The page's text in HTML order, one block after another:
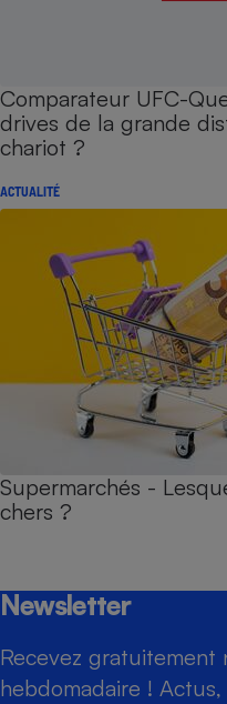
Comparateur UFC-
drives de la grande
chariot ?
ACTUALITÉ
Supermarchés -
chers ?
Newsletter
Recevez
hebdomadaire !